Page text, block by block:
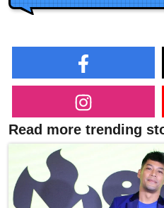
Read more trending